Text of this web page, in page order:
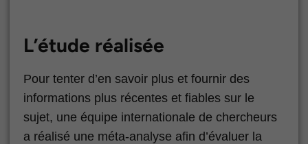
L’étude réalisée
Pour tenter d’en savoir plus et fournir des
informations plus récentes et fiables sur le
sujet, une équipe internationale de chercheurs
a réalisé une méta-analyse afin d’évaluer la